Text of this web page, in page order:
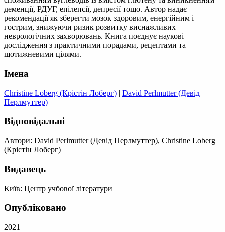
деменції, РДУГ, епілепсії, депресії тощо. Автор надає
рекомендації як зберегти мозок здоровим, енергійним і
гострим, знижуючи ризик розвитку виснажливих
неврологічних захворювань. Книга поєднує наукові
дослідження з практичними порадами, рецептами та
щотижневими цілями.
Імена
Christine Loberg (Крістін Лоберг) | David Perlmutter (Девід
Перлмуттер)
Відповідальні
Автори: David Perlmutter (Девід Перлмуттер), Christine Loberg
(Крістін Лоберг)
Видавець
Київ: Центр учбової літератури
Опубліковано
2021